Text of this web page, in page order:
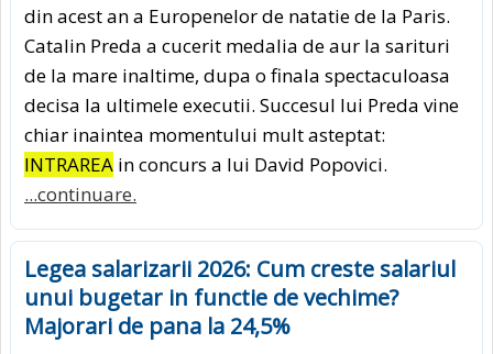
din acest an a Europenelor de natatie de la Paris.
Catalin Preda a cucerit medalia de aur la sarituri
de la mare inaltime, dupa o finala spectaculoasa
decisa la ultimele executii. Succesul lui Preda vine
chiar inaintea momentului mult asteptat:
INTRAREA in concurs a lui David Popovici.
...continuare.
Legea salarizarii 2026: Cum creste salariul
unui bugetar in functie de vechime?
Majorari de pana la 24,5%